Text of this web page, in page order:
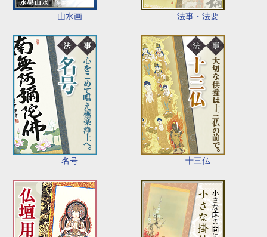
山水画 法事・法要
名号 十三仏